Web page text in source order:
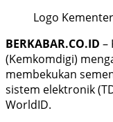
Logo
BERKABAR.CO.ID –
(Kemkomdigi)
membekukan
sistem elektronik
WorldID.